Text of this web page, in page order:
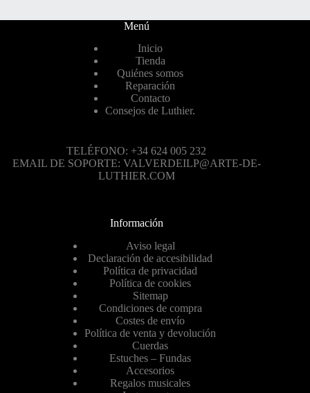
Menú
Inicio
Tienda
Quiénes somos
Reparación
Contacto
Consejos de Luthier.
TELÉFONO: +34 624 005 232
EMAIL DE SOPORTE: VALVERDEILP@ARTE-DE-
LUTHIER.COM
Información
Aviso legal
Declaración de accesibilidad
Política de privacidad
Política de cookies
Sitemap
Condiciones de compra
Costes de envío
Política de venta y devolución
Cuerdas
Estuches – Fundas
Accesorios
Regalos musicales